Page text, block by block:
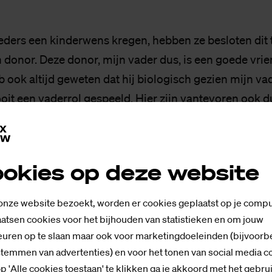
op deze website
website bezoekt, worden er cookies geplaatst op je
cookies voor het bijhouden van statistieken en om jouw
op te slaan maar ook voor marketingdoeleinden
van advertenties) en voor het tonen van social media
'Alle cookies toestaan' te klikken ga je akkoord met het
een kinderwens kregen, hebben ze besloten dit
donor. Deze donor, mijn vader dus, is een goede
ook altijd geweten dat hij biologisch gezien mijn
een vaderrol gespeeld. Hier zijn vantevoren ook
Ik heb er persoonlijk geen moeite mee
gespeeld in mijn leven.
dat niet per se je vader als vaderfiguur hoeft te
buurman of oom. Wie dan ook. Het hielp wel dat
zijn met mijn moeders. Ik vond het zelf ook wel
die luisteren over het algemeen gewoon